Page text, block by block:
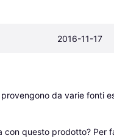
2016-11-17
da varie fonti
con questo prodotto? Per